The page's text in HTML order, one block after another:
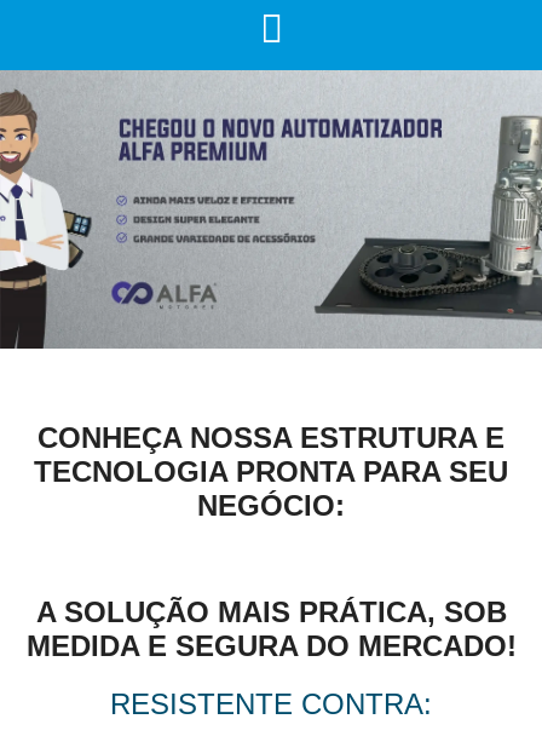
CONHEÇA NOSSA ESTRUTURA E
TECNOLOGIA PRONTA PARA SEU
NEGÓCIO:
A SOLUÇÃO MAIS PRÁTICA, SOB
MEDIDA E SEGURA DO MERCADO!
RESISTENTE CONTRA: